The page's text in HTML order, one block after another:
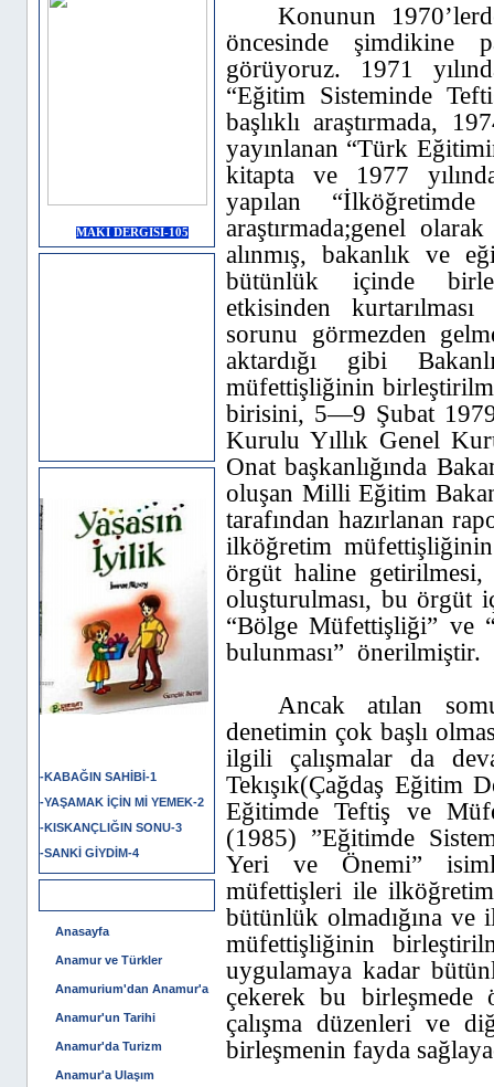
MAKİ DERGİSİ-105
-KABAĞIN SAHİBİ-1
-YAŞAMAK İÇİN Mİ YEMEK-2
-KISKANÇLIĞIN SONU-3
-SANKİ GİYDİM-4
Anasayfa
Anamur ve Türkler
Anamurium'dan Anamur'a
Anamur'un Tarihi
Anamur'da Turizm
Anamur'a Ulaşım
Konunun
öncesinde şimdikine
görüyoruz. 1971
“Eğitim Sisteminde
başlıklı araştırmada,
yayınlanan “Türk
kitapta ve 1977
yapılan
araştırmada;genel
alınmış, bakanlık ve
bütünlük içinde
etkisinden
sorunu görmezden
aktardığı gibi
müfettişliğinin
birisini, 5—9 Şubat 1979
Kurulu Yıllık Genel
Onat başkanlığında
oluşan Milli Eğitim
tarafından hazırlanan
ilköğretim
örgüt haline
oluşturulması, bu örgüt
“Bölge Müfettişliği” ve
bulunması” önerilmiştir.
Ancak atılan
denetimin çok başlı
ilgili çalışmalar da
Tekışık(Çağdaş Eğitim
Eğitimde Teftiş ve
(1985) ”Eğitimde
Yeri ve Önemi” isimli
müfettişleri ile
bütünlük olmadığına
müfettişliğinin
uygulamaya kadar
çekerek bu
çalışma düzenleri ve
birleşmenin fayda